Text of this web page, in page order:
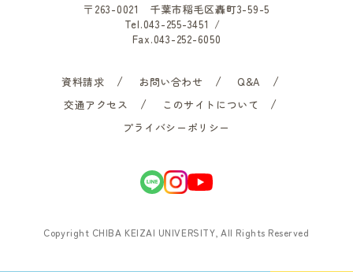
〒263-0021 千葉市稲毛区轟町3-59-5
Tel.043-255-3451 /
Fax.043-252-6050
資料請求 お問い合わせ
Q&A
交通アクセス
このサイトについて
プライバシーポリシー
Copyright CHIBA KEIZAI UNIVERSITY, All Rights Reserved